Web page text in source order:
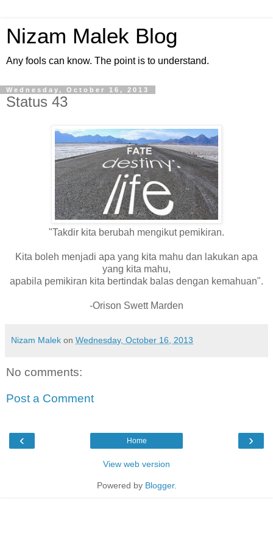
Nizam Malek Blog
Any fools can know. The point is to understand.
Wednesday, October 16, 2013
Status 43
"Takdir kita berubah mengikut pemikiran.
Kita boleh menjadi apa yang kita mahu dan lakukan apa
yang kita mahu,
apabila pemikiran kita bertindak balas dengan kemahuan".
-Orison Swett Marden
Nizam Malek on Wednesday, October 16, 2013
No comments:
Post a Comment
‹ ›
Home
View web version
Powered by Blogger.